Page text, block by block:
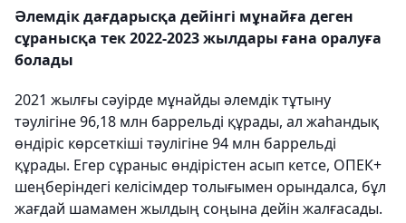
Әлемдік дағдарысқа дейінгі мұнайға деген
сұранысқа тек 2022-2023 жылдары ғана оралуға
болады
2021 жылғы сәуірде мұнайды әлемдік тұтыну
тәулігіне 96,18 млн баррельді құрады, ал жаһандық
өндіріс көрсеткіші тәулігіне 94 млн баррельді
құрады. Егер сұраныс өндірістен асып кетсе, ОПЕК+
шеңберіндегі келісімдер толығымен орындалса, бұл
жағдай шамамен жылдың соңына дейін жалғасады.